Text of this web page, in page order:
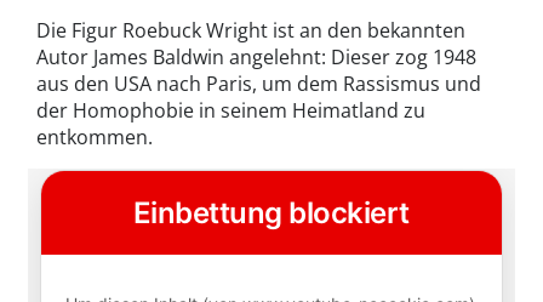
Die Figur Roebuck Wright ist an den bekannten
Autor James Baldwin angelehnt: Dieser zog 1948
aus den USA nach Paris, um dem Rassismus und
der Homophobie in seinem Heimatland zu
entkommen.